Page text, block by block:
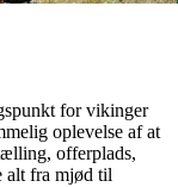
for vikinger
oplevelse af at
offerplads,
alt fra mjød til